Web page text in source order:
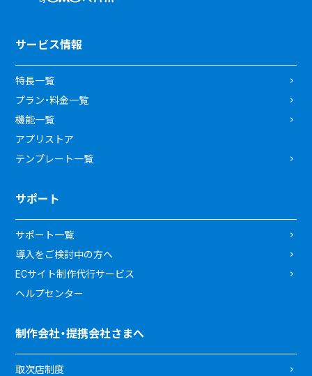
サービス情報
特長一覧
プラン・料金一覧
機能一覧
アプリストア
テンプレート一覧
サポート
サポート一覧
導入をご検討中の方へ
ECサイト制作代行サービス
ヘルプセンター
制作会社・提携会社さまへ
取次店制度